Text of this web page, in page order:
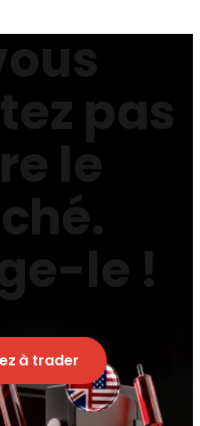
pas
le
le !
à trader